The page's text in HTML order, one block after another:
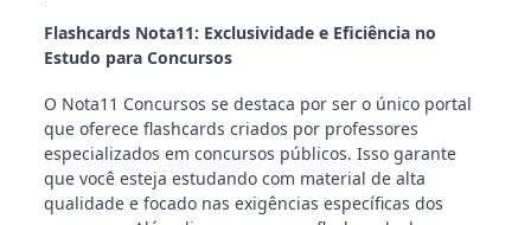
Flashcards Nota11: Exclusividade e Eficiência no
Estudo para Concursos
O Nota11 Concursos se destaca por ser o único portal
que oferece flashcards criados por professores
especializados em concursos públicos. Isso garante
que você esteja estudando com material de alta
qualidade e focado nas exigências específicas dos